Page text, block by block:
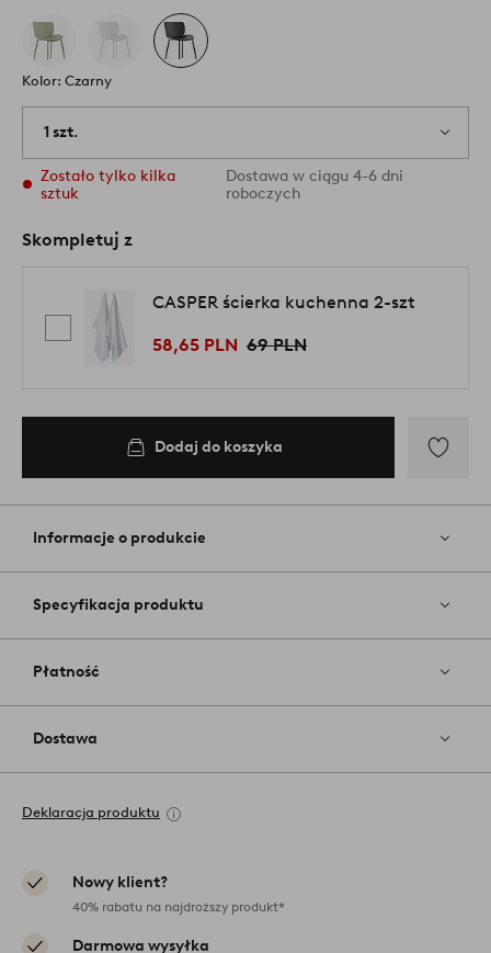
Kolor: Czarny
1 szt.
Zostało tylko kilka
sztuk
Dostawa w ciągu 4-6 dni
roboczych
Skompletuj z
CASPER ścierka kuchenna 2-szt
58,65 PLN 69 PLN
Dodaj do koszyka
do
Informacje o produkcie
Specyfikacja produktu
Płatność
Dostawa
Deklaracja produktu
Nowy klient?
40% rabatu na najdroższy produkt*
Darmowa wysyłka